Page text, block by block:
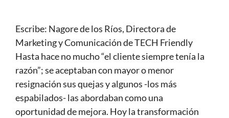
Escribe: Nagore de los Ríos, Directora de
Marketing y Comunicación de TECH Friendly
Hasta hace no mucho “el cliente siempre tenía la
razón”; se aceptaban con mayor o menor
resignación sus quejas y algunos -los más
espabilados- las abordaban como una
oportunidad de mejora. Hoy la transformación